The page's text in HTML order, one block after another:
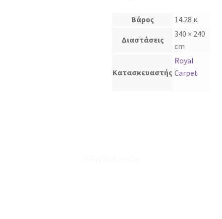
Βάρος 14.28 κ.
Διαστάσεις
340 × 240
cm
Κατασκευαστής
Royal
Carpet